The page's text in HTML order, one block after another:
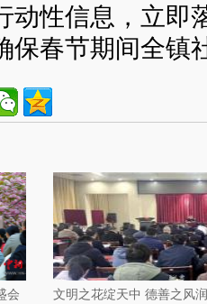
动性信息，立即
保春节期间全镇
会
文明之花绽天中 德善之风